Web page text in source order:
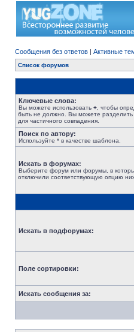
Сообщения без ответов | Активные
Список форумов
Ключевые слова:
Вы можете использовать + , чтобы
быть не должно. Вы можете разделить
для частичного совпадения.
Поиск по автору:
Используйте * в качестве шаблона.
Искать в форумах:
Выберите форум или форумы, в
отключили соответствующую опцию
Искать в подфорумах:
Поле сортировки:
Искать сообщения за: